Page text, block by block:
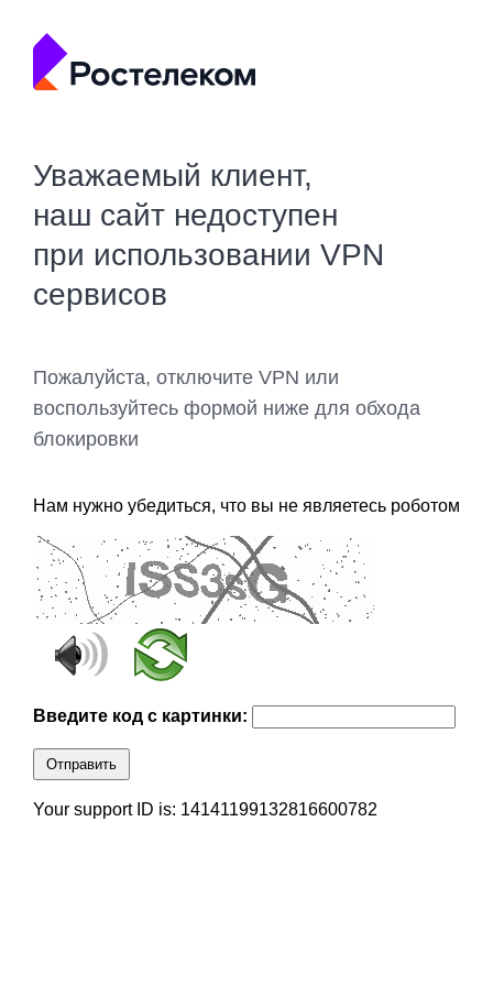
Уважаемый клиент,
наш сайт недоступен
при использовании VPN
сервисов
Пожалуйста, отключите VPN или
воспользуйтесь формой ниже для обхода
блокировки
Нам нужно убедиться, что вы не являетесь роботом
Введите код с картинки:
Отправить
Your support ID is: 14141199132816600782